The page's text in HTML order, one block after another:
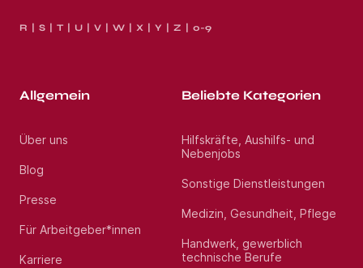
R S T U V W X Y Z 0-9
Allgemein
Über uns
Blog
Presse
Für Arbeitgeber*innen
Karriere
Beliebte Kategorien
Hilfskräfte, Aushilfs- und
Nebenjobs
Sonstige Dienstleistungen
Medizin, Gesundheit, Pflege
Handwerk, gewerblich
technische Berufe